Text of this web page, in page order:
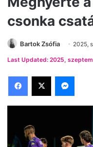
csonka
Bartok Zsófia 2025,
Last Updated: 2025,
Facebook
X